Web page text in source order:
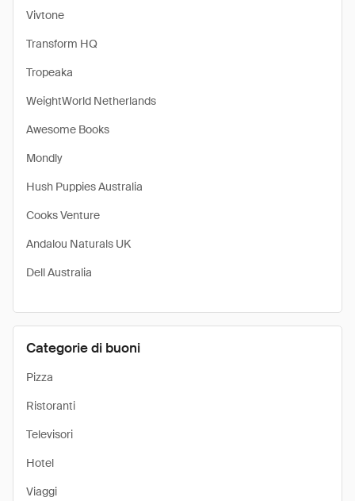
Vivtone
Transform HQ
Tropeaka
WeightWorld Netherlands
Awesome Books
Mondly
Hush Puppies Australia
Cooks Venture
Andalou Naturals UK
Dell Australia
Categorie di buoni
Pizza
Ristoranti
Televisori
Hotel
Viaggi